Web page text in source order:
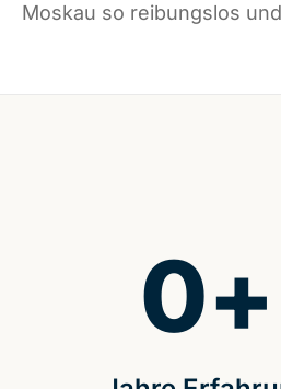
Moskau so reibungslos
0+